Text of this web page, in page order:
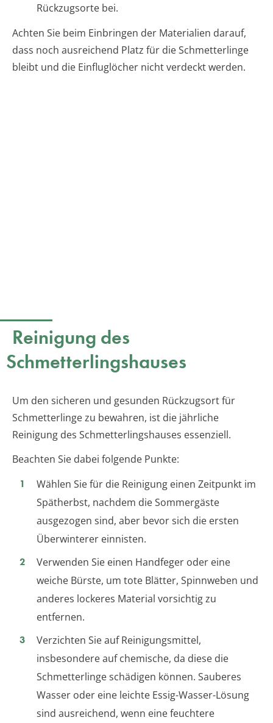
Rückzugsorte bei.
Achten Sie beim Einbringen der Materialien darauf,
dass noch ausreichend Platz für die Schmetterlinge
bleibt und die Einfluglöcher nicht verdeckt werden.
Reinigung des
Schmetterlingshauses
Um den sicheren und gesunden Rückzugsort für
Schmetterlinge zu bewahren, ist die jährliche
Reinigung des Schmetterlingshauses essenziell.
Beachten Sie dabei folgende Punkte:
Wählen Sie für die Reinigung einen Zeitpunkt im
Spätherbst, nachdem die Sommergäste
ausgezogen sind, aber bevor sich die ersten
Überwinterer einnisten.
Verwenden Sie einen Handfeger oder eine
weiche Bürste, um tote Blätter, Spinnweben und
anderes lockeres Material vorsichtig zu
entfernen.
Verzichten Sie auf Reinigungsmittel,
insbesondere auf chemische, da diese die
Schmetterlinge schädigen können. Sauberes
Wasser oder eine leichte Essig-Wasser-Lösung
sind ausreichend, wenn eine feuchtere